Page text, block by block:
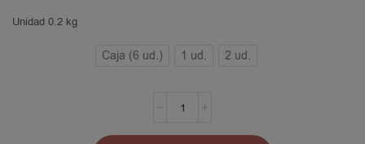
Unidad 0.2 kg
Caja (6 ud.) 1 ud. 2 ud.